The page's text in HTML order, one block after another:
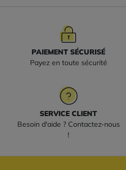
PAIEMENT SÉCURISÉ
Payez en toute sécurité
SERVICE CLIENT
Besoin d'aide ? Contactez-nous
!